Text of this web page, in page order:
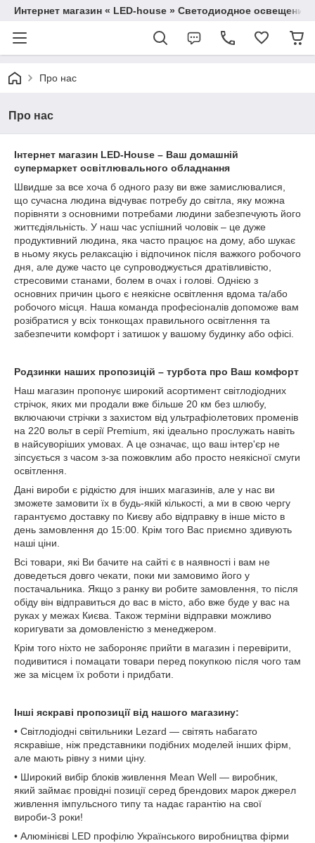
Интернет магазин « LED-house » Светодиодное освещение
Про нас
Про нас
Інтернет магазин LED-House – Ваш домашній
супермаркет освітлювального обладнання
Швидше за все хоча б одного разу ви вже замислювалися,
що сучасна людина відчуває потребу до світла, яку можна
порівняти з основними потребами людини забезпечують його
життєдіяльність. У наш час успішний чоловік – це дуже
продуктивний людина, яка часто працює на дому, або шукає
в ньому якусь релаксацію і відпочинок після важкого робочого
дня, але дуже часто це супроводжується дратівливістю,
стресовими станами, болем в очах і голові. Однією з
основних причин цього є неякісне освітлення вдома та/або
робочого місця. Наша команда професіоналів допоможе вам
розібратися у всіх тонкощах правильного освітлення та
забезпечити комфорт і затишок у вашому будинку або офісі.
Родзинки наших пропозицій – турбота про Ваш комфорт
Наш магазин пропонує широкий асортимент світлодіодних
стрічок, яких ми продали вже більше 20 км без шлюбу,
включаючи стрічки з захистом від ультрафіолетових променів
на 220 вольт в серії Premium, які ідеально прослужать навіть
в найсуворіших умовах. А це означає, що ваш інтер'єр не
зіпсується з часом з-за пожовклим або просто неякісної смуги
освітлення.
Дані вироби є рідкістю для інших магазинів, але у нас ви
зможете замовити їх в будь-якій кількості, а ми в свою чергу
гарантуємо доставку по Києву або відправку в інше місто в
день замовлення до 15:00. Крім того Вас приємно здивують
наші ціни.
Всі товари, які Ви бачите на сайті є в наявності і вам не
доведеться довго чекати, поки ми замовимо його у
постачальника. Якщо з ранку ви робите замовлення, то після
обіду він відправиться до вас в місто, або вже буде у вас на
руках у межах Києва. Також терміни відправки можливо
коригувати за домовленістю з менеджером.
Крім того ніхто не забороняє прийти в магазин і перевірити,
подивитися і помацати товари перед покупкою після чого там
же за місцем їх роботи і придбати.
Інші яскраві пропозиції від нашого магазину:
• Світлодіодні світильники Lezard — світять набагато
яскравіше, ніж представники подібних моделей інших фірм,
але мають рівну з ними ціну.
• Широкий вибір блоків живлення Mean Well — виробник,
який займає провідні позиції серед брендових марок джерел
живлення імпульсного типу та надає гарантію на свої
вироби-3 роки!
• Алюмінієві LED профілю Українського виробництва фірми